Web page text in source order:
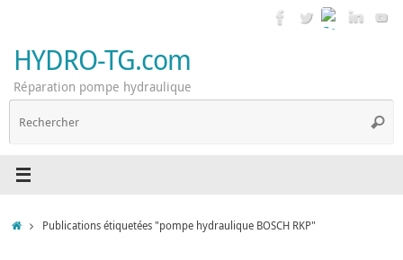
contenu
HYDRO-TG.com
Réparation pompe hydraulique
AccueilPublications étiquetées "pompe hydraulique BOSCH RKP"